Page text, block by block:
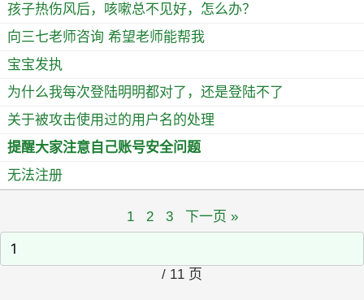
孩子热伤风后，咳嗽总不见好，怎么办？
向三七老师咨询 希望老师能帮我
宝宝发执
为什么我每次登陆明明都对了，还是登陆不了
关于被攻击使用过的用户名的处理
提醒大家注意自己账号安全问题
无法注册
1 2 3 下一页 »
/ 11 页